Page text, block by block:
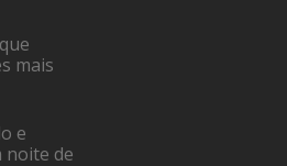
mais
e
noite de